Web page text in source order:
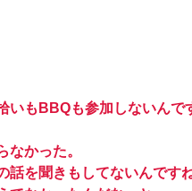
いもBBQも参加しないんで
なかった。
を聞きもしてないんです